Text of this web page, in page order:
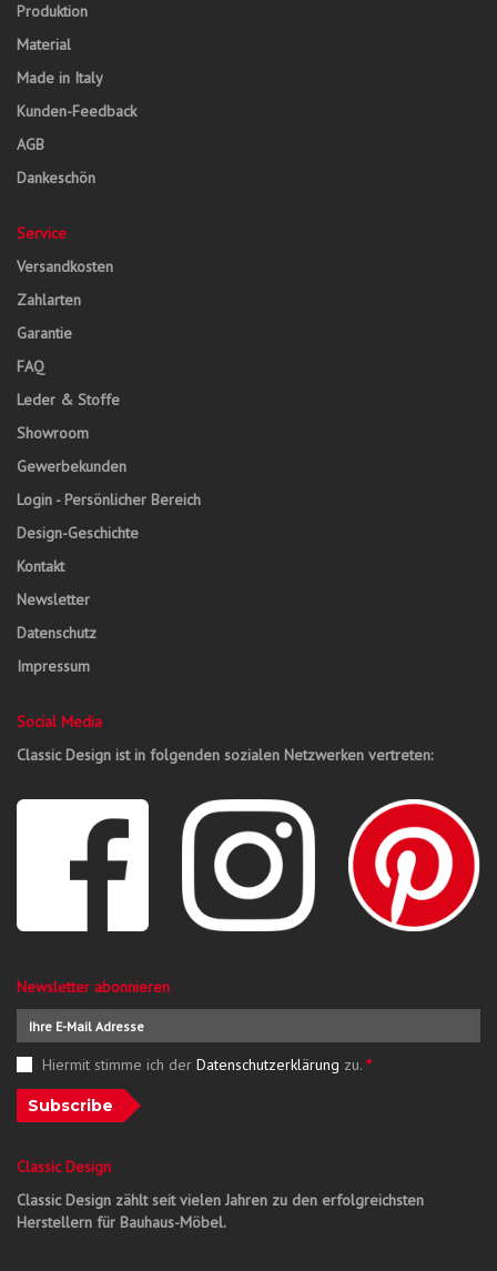
Produktion
Material
Made in Italy
Kunden-Feedback
AGB
Dankeschön
Service
Versandkosten
Zahlarten
Garantie
FAQ
Leder & Stoffe
Showroom
Gewerbekunden
Login - Persönlicher Bereich
Design-Geschichte
Kontakt
Newsletter
Datenschutz
Impressum
Social Media
Classic Design ist in folgenden sozialen Netzwerken vertreten:
Newsletter abonnieren
Hiermit stimme ich der Datenschutzerklärung zu. *
Subscribe
Classic Design
Classic Design zählt seit vielen Jahren zu den erfolgreichsten
Herstellern für Bauhaus-Möbel.